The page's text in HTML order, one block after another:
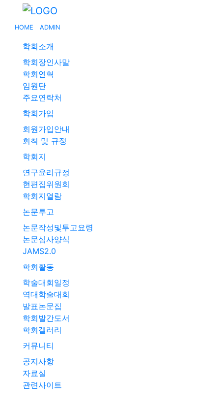
HOME ADMIN
학회소개
학회장인사말
학회연혁
임원단
주요연락처
학회가입
회원가입안내
회칙 및 규정
학회지
연구윤리규정
현편집위원회
학회지열람
논문투고
논문작성및투고요령
논문심사양식
JAMS2.0
학회활동
학술대회일정
역대학술대회
발표논문집
학회발간도서
학회갤러리
커뮤니티
공지사항
자료실
관련사이트